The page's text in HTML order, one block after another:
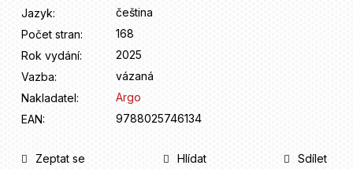
Jazyk:
čeština
Počet stran:
168
Rok vydání:
2025
Vazba:
vázaná
Nakladatel:
Argo
EAN: 9788025746134
Zeptat se Hlídat Sdílet
m
e